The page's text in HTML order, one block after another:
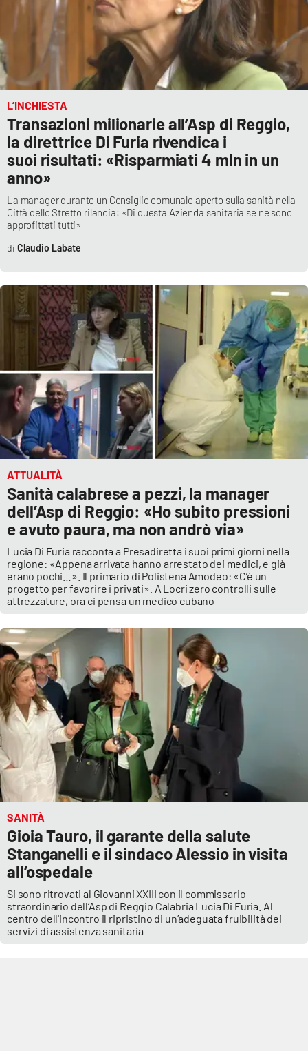
Lacplay.it
Lactv.it
Laconair.it
Lacitymag.it
Lacapitalenews.it
Ilreggino.it
Cosenzachannel.it
Ilvibonese.it
Catanzarochannel.it
APP
Android
Apple
L’INCHIESTA
Transazioni milionarie all’Asp di Reggio,
la direttrice Di Furia rivendica i
suoi risultati: «Risparmiati 4 mln in un
anno»
La manager durante un Consiglio comunale aperto sulla sanità nella
Città dello Stretto rilancia: «Di questa Azienda sanitaria se ne sono
approfittati tutti»
Claudio Labate
ATTUALITÀ
Sanità calabrese a pezzi, la manager
dell’Asp di Reggio: «Ho subito pressioni
e avuto paura, ma non andrò via»
Lucia Di Furia racconta a Presadiretta i suoi primi giorni nella
regione: «Appena arrivata hanno arrestato dei medici, e già
erano pochi…». Il primario di Polistena Amodeo: «C’è un
progetto per favorire i privati». A Locri zero controlli sulle
attrezzature, ora ci pensa un medico cubano
SANITÀ
Gioia Tauro, il garante della salute
Stanganelli e il sindaco Alessio in visita
all’ospedale
Si sono ritrovati al Giovanni XXIII con il commissario
straordinario dell’Asp di Reggio Calabria Lucia Di Furia. Al
centro dell'incontro il ripristino di un’adeguata fruibilità dei
servizi di assistenza sanitaria